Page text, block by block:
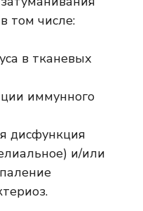
том числе:
в тканевых
иммунного
дисфункция
и/или
.